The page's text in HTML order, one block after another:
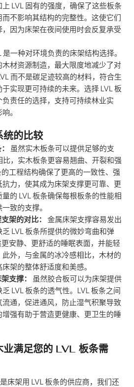
LVL 固有的强度，确保了这些板条
不影响其结构的完整性。这使它们
因为床架在夜间使用时会反复承受
是一种对环境负责的床架结构选择。
材资源制造，最大限度地减少了对
而不是碳足迹较高的材料，符合生
实现更可持续的未来。选择 LVL 板
责任的选择，支持可持续林业实
。
统的比较
虽然实木板条可以提供足够的支
比，实木板条更容易翘曲、开裂和强
工程结构确保了更高的一致性、强
力，使其成为床架支撑更可靠、更
的 LVL 板条确保每根板条的性能相
致的支撑。
架的对比：
金属床架支撑容易发出
LVL 板条所提供的微妙弯曲和弹
安静、更舒适的睡眠表面，并能轻
外，与金属的冰冷感相比，木材的
架的整体舒适度和美感。
支撑：
虽然胶合板可以为床架提供
LVL 板条的透气性。LVL 板条之间
通，促进通风，防止湿气积聚导致
强有助于营造更健康、更卫生的睡
业满足您的 LVL 板条需
床架用 LVL 板条的供应商，我们还